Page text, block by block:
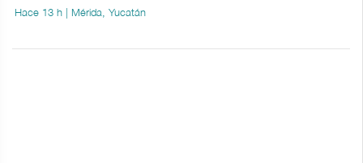
Hace 13 h | Mérida, Yucatán